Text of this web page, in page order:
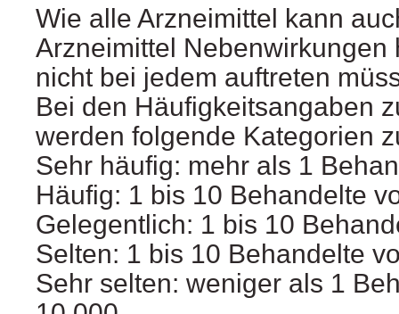
Wie alle Arzneimittel kann
Arzneimittel Nebenwirkungen
nicht bei jedem auftreten
Bei den Häufigkeitsangaben
werden folgende Kategorien
Sehr häufig: mehr als 1
Häufig: 1 bis 10 Behandelte
Gelegentlich: 1 bis 10
Selten: 1 bis 10 Behandelte
Sehr selten: weniger als 1